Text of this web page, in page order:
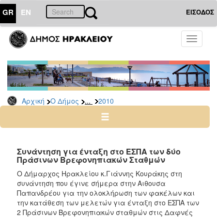
GR EN ΕΙΣΟΔΟΣ
Toggle
Αρχική Ο Δήμος ... 2010
ΔΗΜΟΣ
Δελτία
Τύπου
Αρχείο
2026
2024
2022
2021
2020
2019
Συνάντηση για ένταξη στο ΕΣΠΑ των δύο
Πράσινων Βρεφονηπιακών Σταθμών
Ο Δήμαρχος Ηρακλείου κ.Γιάννης Κουράκης στη
συνάντηση που έγινε σήμερα στην Αιθουσα
Παπανδρέου για την ολοκλήρωση των φακέλων και
την κατάθεση των μελετών για ένταξη στο ΕΣΠΑ των
2 Πράσινων Βρεφονηπιακών σταθμών στις Δαφνές